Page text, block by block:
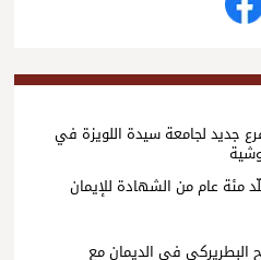
جديد لجامعة سيدة اللويزة في
مئة عام من الشهادة للإيمان
في الديمان مع